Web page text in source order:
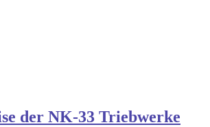
der NK-33 Triebwerke